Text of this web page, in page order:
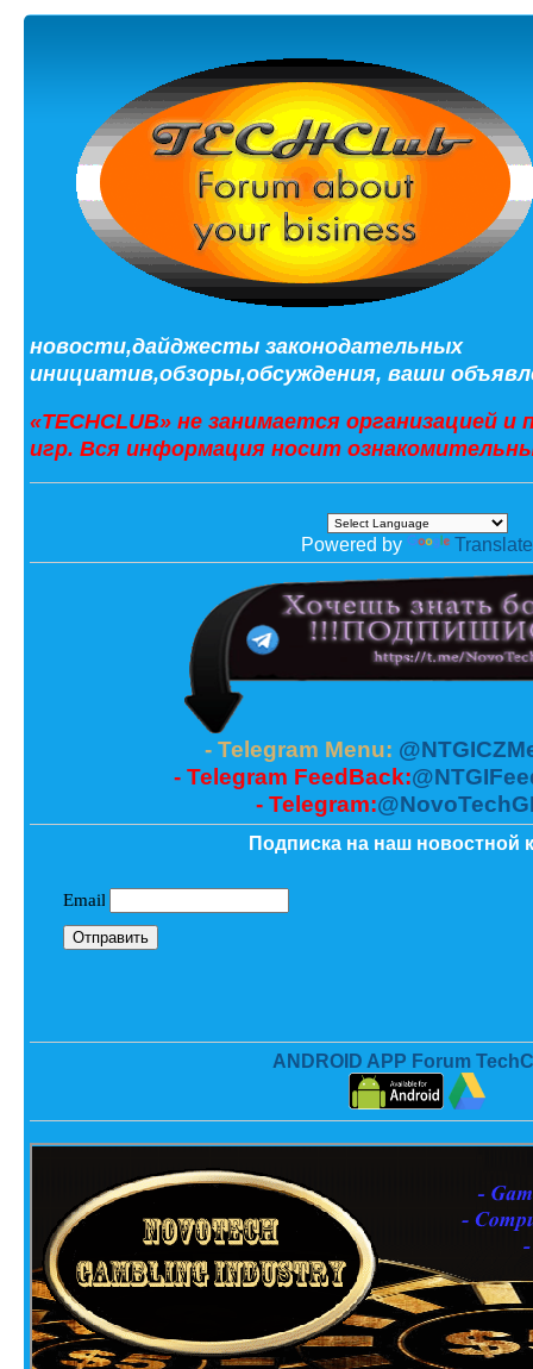
новости,дайджесты законодательных
инициатив,обзоры,обсуждения, ваши
«TECHCLUB» не занимается организацией
игр. Вся информация носит
Powered by Translate
- Telegram Menu:
- Telegram FeedBack:
- Telegram:
Подписка на наш новостной
ANDROID APP Forum